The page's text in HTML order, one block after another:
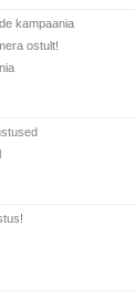
kampaania
ostult!